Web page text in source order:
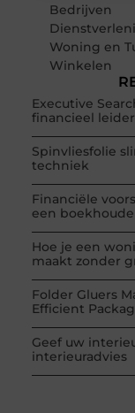
Bedrijven
Woning en
Winkelen
Executive
financieel
Spinvliesfolie
techniek
Financiële
een
Hoe je een
maakt zonder
Folder Gluers
Efficient
Geef uw
interieuradvies